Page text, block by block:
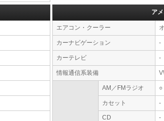
ア
エアコン・クーラー
カーナビゲーション -
カーテレビ -
情報通信系装備
AM／FMラジオ ○
カセット -
CD
-